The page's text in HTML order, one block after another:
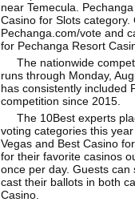
near Temecula.
Casino for Slots category.
Pechanga.com/vote and
for Pechanga Resort
The nationwide
runs through Monday,
has consistently included
competition since 2015.
The 10Best experts
voting categories this
Vegas and Best Casino
for their favorite casinos
once per day. Guests
cast their ballots in both
Casino.